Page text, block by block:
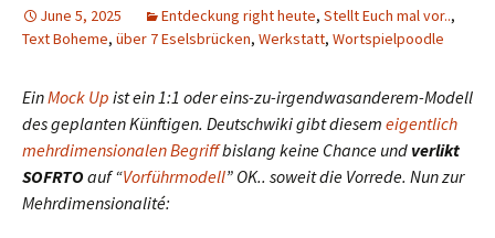
June 5, 2025 Entdeckung right heute, Stellt Euch mal vor..,
Text Boheme, über 7 Eselsbrücken, Werkstatt, Wortspielpoodle
EinMock Up ist ein 1:1 oder eins-zu-irgendwasanderem-Modell
des geplanten Künftigen. Deutschwiki gibt diesem eigentlich
mehrdimensionalen Begriffbislang keine Chance und verlikt
SOFRTO auf “Vorführmodell” OK.. soweit die Vorrede. Nun zur
Mehrdimensionalité: